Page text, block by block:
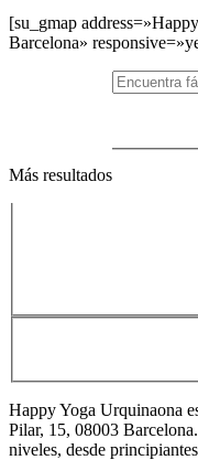
[su_gmap
Barcelona»
Más resultados
Happy Yoga Urquinaona
Pilar, 15, 08003
niveles, desde